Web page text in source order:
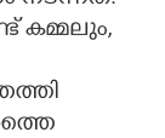
കമ്മലും,